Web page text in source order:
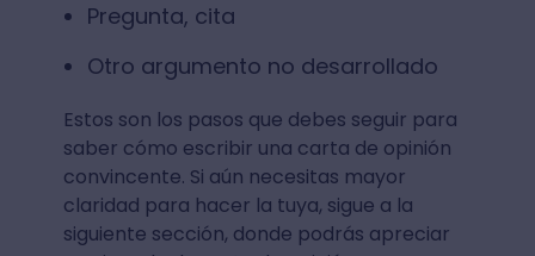
Pregunta, cita
Otro argumento no desarrollado
Estos son los pasos que debes seguir para
saber cómo escribir una carta de opinión
convincente. Si aún necesitas mayor
claridad para hacer la tuya, sigue a la
siguiente sección, donde podrás apreciar